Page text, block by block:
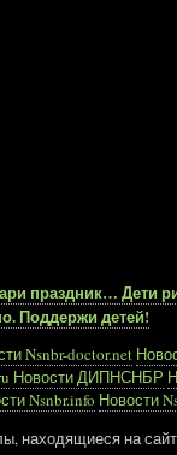
праздник… Дети
Поддержи детей!
Nsnbr-doctor.net
Новости ДИПНСНБР
Nsnbr.info Новости
находящиеся на